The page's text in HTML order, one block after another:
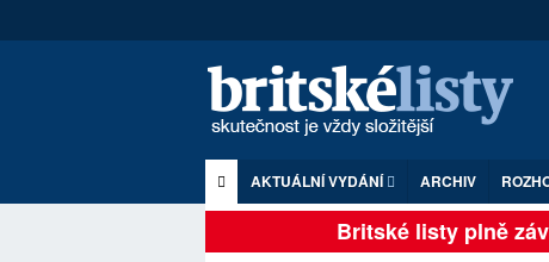
AKTUÁLNÍ VYDÁNÍ ARCHIV
Britské listy plně